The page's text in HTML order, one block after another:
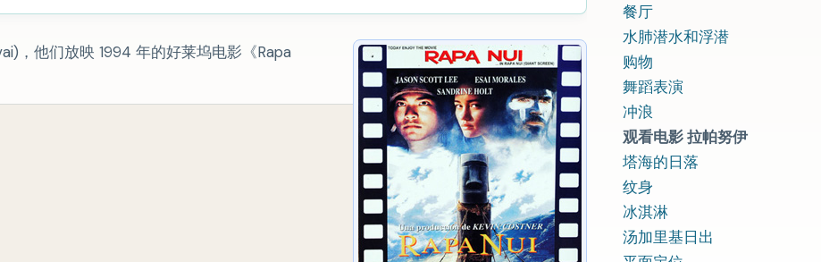
餐厅
水肺潜水和浮潜
购物
舞蹈表演
冲浪
观看电影 拉帕努伊
塔海的日落
纹身
冰淇淋
汤加里基日出
，他们放映 1994 年的好莱坞电影《Rapa